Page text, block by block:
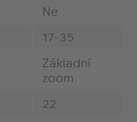
Ne
17-35
Základní
zoom
22